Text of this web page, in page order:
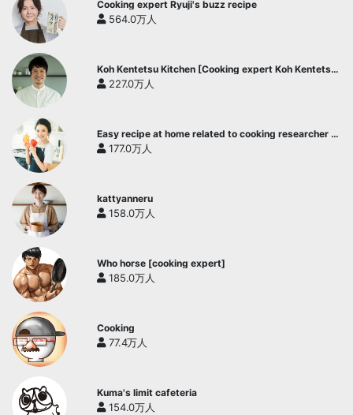
Cooking expert Ryuji's buzz recipe
564.0万人
Koh Kentetsu Kitchen [Cooking expert Koh Kentetsu
official channel]
227.0万人
Easy recipe at home related to cooking researcher /
Yukari's Kitchen
177.0万人
kattyanneru
158.0万人
Who horse [cooking expert]
185.0万人
Cooking
77.4万人
Kuma's limit cafeteria
154.0万人